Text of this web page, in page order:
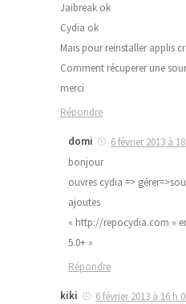
Jaibreak ok
Cydia ok
Mais pour reinstaller applis
Comment récuperer une
merci
Répondre
domi
6 février 2013 à
bonjour
ouvres cydia =>
ajoutes
« http://repocydia.com »
5.0+ »
Répondre
kiki
6 février 2013 à 16 h